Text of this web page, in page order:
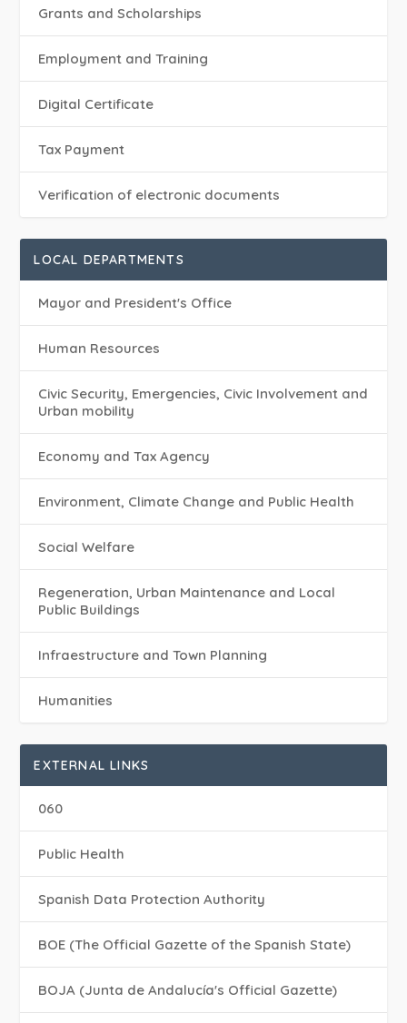
Grants and Scholarships
Employment and Training
Digital Certificate
Tax Payment
Verification of electronic documents
LOCAL DEPARTMENTS
Mayor and President's Office
Human Resources
Civic Security, Emergencies, Civic Involvement and
Urban mobility
Economy and Tax Agency
Environment, Climate Change and Public Health
Social Welfare
Regeneration, Urban Maintenance and Local
Public Buildings
Infraestructure and Town Planning
Humanities
EXTERNAL LINKS
060
Public Health
Spanish Data Protection Authority
BOE (The Official Gazette of the Spanish State)
BOJA (Junta de Andalucía's Official Gazette)